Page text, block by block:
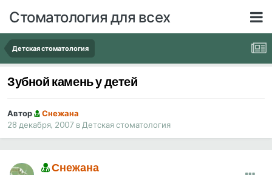
Стоматология для всех
Детская стоматология
Зубной камень у детей
Автор
Снежана
28 декабря, 2007 вДетская стоматология
Снежана